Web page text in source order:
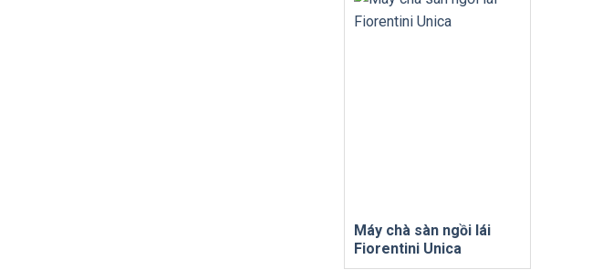
Máy chà sàn ngồi lái
Fiorentini Unica